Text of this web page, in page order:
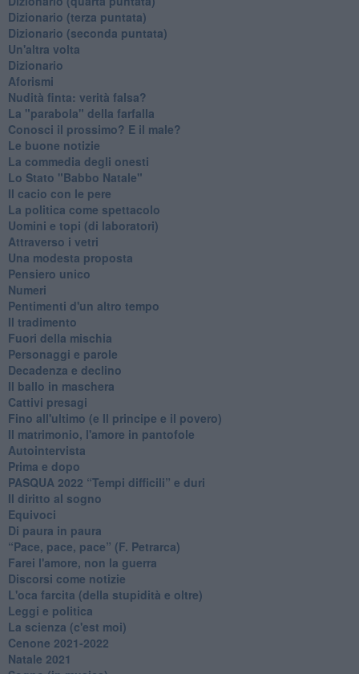
​Dizionario (terza puntata)
​Dizionario (seconda puntata)
Un'altra volta
Dizionario
Aforismi
Nudità finta: verità falsa?
La "parabola" della farfalla
Conosci il prossimo? E il male?
Le buone notizie
La commedia degli onesti
Lo Stato "Babbo Natale"
Il cacio con le pere
La politica come spettacolo
Uomini e topi (di laboratori)
Attraverso i vetri
Una modesta proposta
Pensiero unico
Numeri
Pentimenti d'un altro tempo
Il tradimento
Fuori della mischia
Personaggi e parole
Decadenza e declino
Il ballo in maschera
Cattivi presagi
Fino all'ultimo (e Il principe e il povero)
Il matrimonio, l'amore in pantofole
Autointervista
Prima e dopo
​PASQUA 2022 “Tempi difficili” e duri
Il diritto al sogno
Equivoci
Di paura in paura
​“Pace, pace, pace” (F. Petrarca)
Farei l'amore, non la guerra
Discorsi come notizie
L'oca farcita (della stupidità e oltre)
Leggi e politica
La scienza (c'est moi)
Cenone 2021-2022
Natale 2021